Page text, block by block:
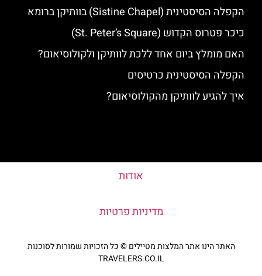
הקפלה הסיסטינית (Sistine Chapel) בוותיקן ברומא
כיכר פטרוס הקדוש (St. Peter’s Square)
האם מומלץ ביום אחד ללכת לוותיקן ולקולוסיאום?
הקפלה הסיסטינית כרטיסים
איך להגיע לוותיקן מהקולוסיאום?
אודות
מדיניות פרטיות
האתר הינו אתר המלצות מטיילים © כל הזכויות שמורות לסוכנות
TRAVELERS.CO.IL